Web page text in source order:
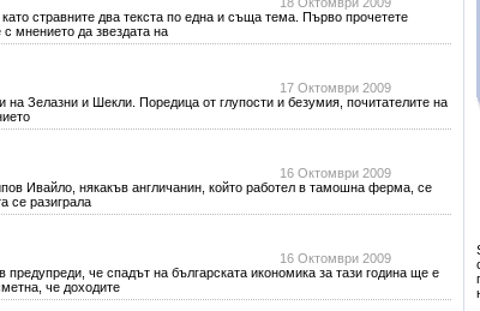
стравните два текста по една и съща тема. Първо прочетете
мнението да звездата на
17 Октомври 2009
Зелазни и Шекли. Поредица от глупости и безумия, почитателите на
16 Октомври 2009
Ивайло, някакъв англичанин, който работел в тамошна ферма, се
се разиграла
16 Октомври 2009
че спадът на българската икономика за тази година ще е
че доходите